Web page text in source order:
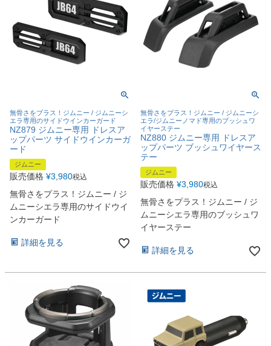
無骨さをプラス！ジムニー / ジムニーシ
エラ専用のサイドウインカーガード
NZ879 ジムニー専用 ドレスア
ップパーツ サイドウインカーガ
ード
ジムニー
販売価格 ¥3,980税込
無骨さをプラス！ジムニー / ジ
ムニーシエラ専用のサイドウイ
ンカーガード
詳細を見る
無骨さをプラス！ジムニー / ジムニーシ
エラ/ジムニーノマド専用のブッシュワ
イヤーステー
NZ880 ジムニー専用 ドレスア
ップパーツ ブッシュワイヤース
テー
ジムニー
販売価格 ¥3,980税込
無骨さをプラス！ジムニー / ジ
ムニーシエラ専用のブッシュワ
イヤーステー
詳細を見る